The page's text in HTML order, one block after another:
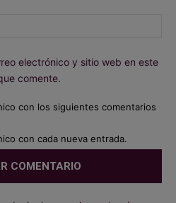
electrónico y sitio web en este
comente.
con los siguientes comentarios
con cada nueva entrada.